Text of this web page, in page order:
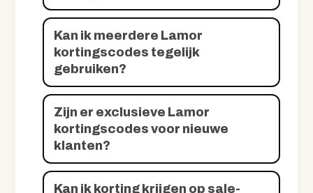
Kan ik meerdere Lamor
kortingscodes tegelijk
gebruiken?
Zijn er exclusieve Lamor
kortingscodes voor nieuwe
klanten?
Kan ik korting krijgen op sale-